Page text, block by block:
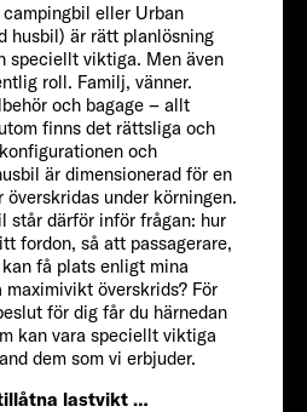
eller Urban
husbil) är rätt planlösning
speciellt viktiga. Men även
roll. Familj, vänner.
och bagage – allt
finns det rättsliga och
och
är dimensionerad för en
under körningen.
står därför inför frågan: hur
fordon, så att passagerare,
få plats enligt mina
maximivikt överskrids? För
för dig får du härnedan
kan vara speciellt viktiga
dem som vi erbjuder.
lastvikt …